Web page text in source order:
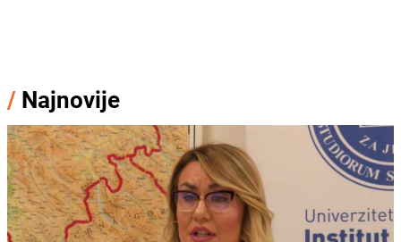
/ Najnovije